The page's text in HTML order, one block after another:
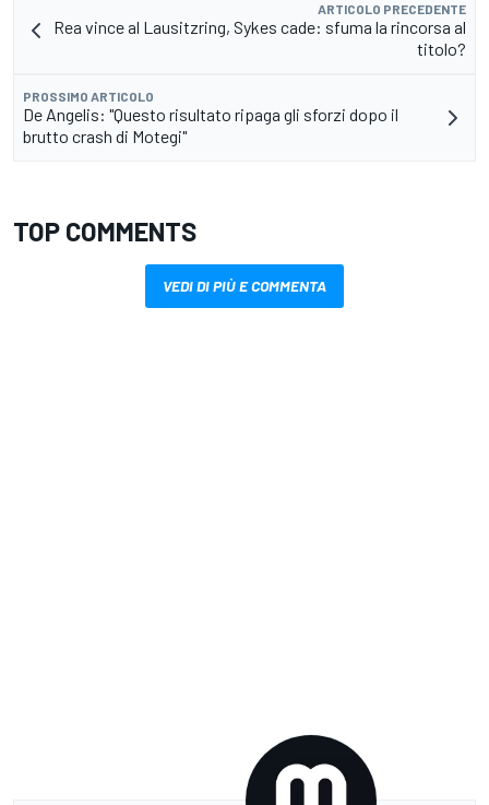
ARTICOLO PRECEDENTE
Rea vince al Lausitzring, Sykes cade: sfuma la rincorsa al
titolo?
PROSSIMO ARTICOLO
De Angelis: "Questo risultato ripaga gli sforzi dopo il
brutto crash di Motegi"
TOP COMMENTS
VEDI DI PIÙ E COMMENTA